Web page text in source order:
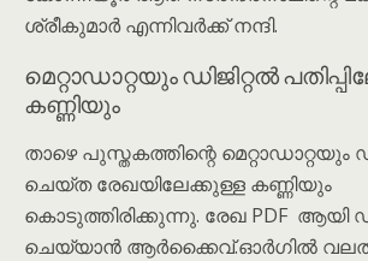
ശ്രീകുമാർ എന്നിവർക്ക് നന്ദി.
മെറ്റാഡാറ്റയും ഡിജിറ്റൽ
കണ്ണിയും
താഴെ പുസ്തകത്തിന്റെ മെറ്റാഡാറ്റയും
ചെയ്ത രേഖയിലേക്കുള്ള കണ്ണിയും
കൊടുത്തിരിക്കുന്നു. രേഖ PDF
ചെയ്യാൻ ആർക്കൈവ്.ഓർഗിൽ